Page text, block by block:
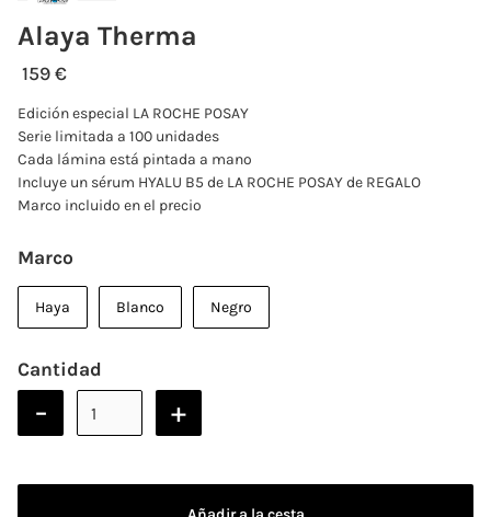
Alaya Therma
159 €
Edición especial LA ROCHE POSAY
Serie limitada a 100 unidades
Cada lámina está pintada a mano
Incluye un sérum HYALU B5 de LA ROCHE POSAY de REGALO
Marco incluido en el precio
Marco
Haya Blanco Negro
Cantidad
- +